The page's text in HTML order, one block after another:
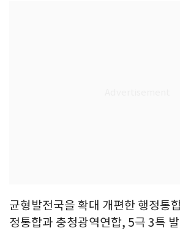
균형발전국을 확대 개편한 행정통
정통합과 충청광역연합, 5극 3특